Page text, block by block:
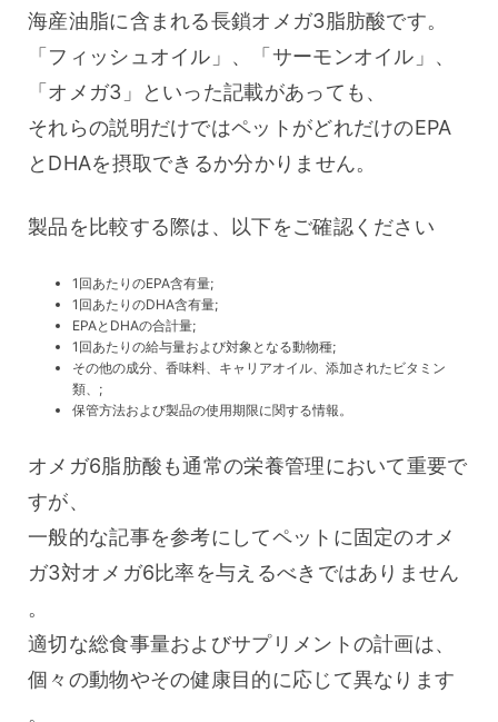
海産油脂に含まれる長鎖オメガ3脂肪酸です。
「フィッシュオイル」、「サーモンオイル」、
「オメガ3」といった記載があっても、
それらの説明だけではペットがどれだけのEPA
とDHAを摂取できるか分かりません。
製品を比較する際は、以下をご確認ください
1回あたりのEPA含有量;
1回あたりのDHA含有量;
EPAとDHAの合計量;
1回あたりの給与量および対象となる動物種;
その他の成分、香味料、キャリアオイル、添加されたビタミン
類、;
保管方法および製品の使用期限に関する情報。
オメガ6脂肪酸も通常の栄養管理において重要で
すが、
一般的な記事を参考にしてペットに固定のオメ
ガ3対オメガ6比率を与えるべきではありません
。
適切な総食事量およびサプリメントの計画は、
個々の動物やその健康目的に応じて異なります
。